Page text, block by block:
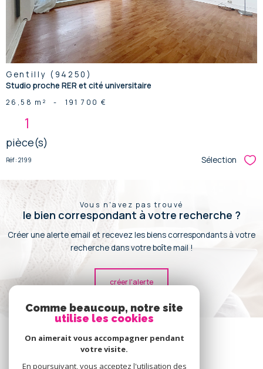
Gentilly (94250)
Studio proche RER et cité universitaire
26,58 m² - 191 700 €
1
pièce(s)
Réf : 2199 Sélection
Vous n'avez pas trouvé
le bien correspondant à votre recherche ?
Créer une alerte email et recevez les biens correspondants à votre
recherche dans votre boîte mail !
créer l'alerte
connecter
espace propriétaire
Comme beaucoup, notre site
utilise les cookies
On aimerait vous accompagner pendant
votre visite.
En poursuivant, vous acceptez l'utilisation des